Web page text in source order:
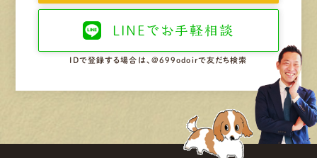
LINEで お手軽相談
IDで登録する場合は、@699odoirで友だち検索